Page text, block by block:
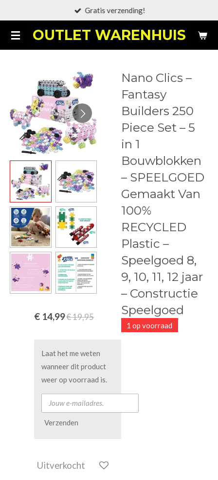
naar
de
OUTLET WARENHUIS
Gratis verzending!
Nano Clics –
Fantasy
Builders 250
Piece Set – 5
in 1
Bouwblokken
– SPEELGOED
Gemaakt Van
100%
RECYCLED
Plastic –
Speelgoed 8,
9, 10, 11, 12 jaar
– Constructie
Speelgoed
1 op voorraad
€ 14,99€ 19,95
Laat het me weten
wanneer dit product
weer op voorraad is.
Verzenden
Uitverkocht